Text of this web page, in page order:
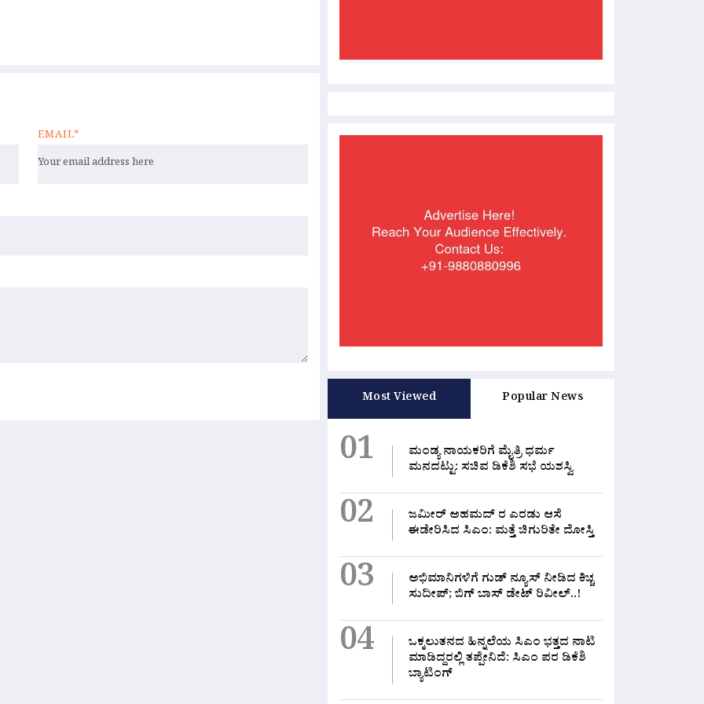
EMAIL*
Most Viewed Popular News
01
ಮಂಡ್ಯ ನಾಯಕರಿಗೆ ಮೈತ್ರಿ ಧರ್ಮ
ಮನದಟ್ಟು: ಸಚಿವ ಡಿಕೆಶಿ ಸಭೆ ಯಶಸ್ವಿ
02
ಜಮೀರ್ ಅಹಮದ್ ರ ಎರಡು ಆಸೆ
ಈಡೇರಿಸಿದ ಸಿಎಂ: ಮತ್ತೆ ಚಿಗುರಿತೇ ದೋಸ್ತಿ
03
ಅಭಿಮಾನಿಗಳಿಗೆ ಗುಡ್ ನ್ಯೂಸ್ ನೀಡಿದ ಕಿಚ್ಚ
ಸುದೀಪ್; ಬಿಗ್ ಬಾಸ್ ಡೇಟ್ ರಿವೀಲ್..!
04
ಒಕ್ಕಲುತನದ ಹಿನ್ನಲೆಯ ಸಿಎಂ ಭತ್ತದ ನಾಟಿ
ಮಾಡಿದ್ದರಲ್ಲಿ‌ ತಪ್ಪೇನಿದೆ: ಸಿಎಂ ಪರ ಡಿಕೆಶಿ
ಬ್ಯಾಟಿಂಗ್